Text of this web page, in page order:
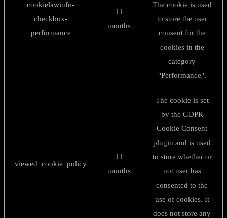
cookielawinfo-
checkbox-
performance
11
months
The cookie is used
to store the user
consent for the
cookies in the
category
"Performance".
viewed_cookie_policy
11
months
The cookie is set
by the GDPR
Cookie Consent
plugin and is used
to store whether or
not user has
consented to the
use of cookies. It
does not store any